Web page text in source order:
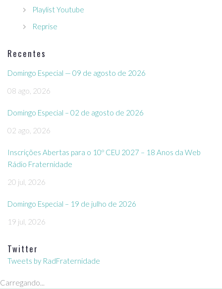
Playlist Youtube
Reprise
Recentes
Domingo Especial — 09 de agosto de 2026
08 ago, 2026
Domingo Especial – 02 de agosto de 2026
02 ago, 2026
Inscrições Abertas para o 10º CEU 2027 – 18 Anos da Web
Rádio Fraternidade
20 jul, 2026
Domingo Especial – 19 de julho de 2026
19 jul, 2026
Twitter
Tweets by RadFraternidade
Carregando...